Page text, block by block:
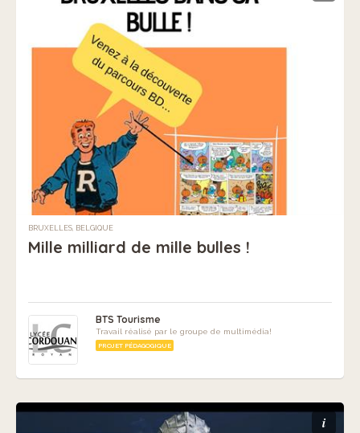
BRUXELLES, BELGIQUE
Mille milliard de mille bulles !
BTS Tourisme
Travail réalisé par le groupe de multimédia!
PROJET PÉDAGOGIQUE
i